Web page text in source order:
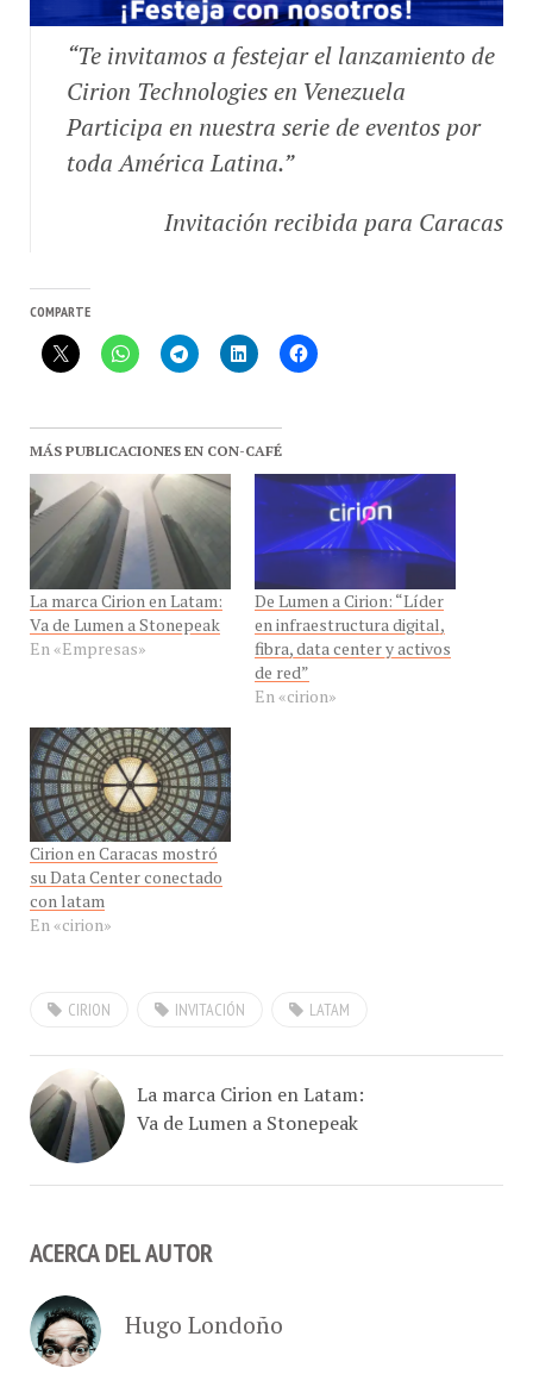
“Te invitamos a festejar el lanzamiento de
Cirion Technologies en Venezuela
Participa en nuestra serie de eventos por
toda América Latina.”
Invitación recibida para Caracas
COMPARTE
MÁS PUBLICACIONES EN CON-CAFÉ
La marca Cirion en Latam:
Va de Lumen a Stonepeak
En «Empresas»
De Lumen a Cirion: “Líder
en infraestructura digital,
fibra, data center y activos
de red”
En «cirion»
Cirion en Caracas mostró
su Data Center conectado
con latam
En «cirion»
CIRION INVITACIÓN LATAM
La marca Cirion en Latam:
Va de Lumen a Stonepeak
ACERCA DEL AUTOR
Hugo Londoño